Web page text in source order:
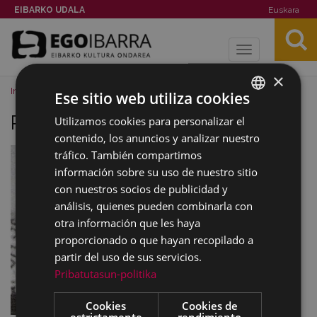
EIBARKO UDALA Euskara
Toggle
Inicio Imágenes Pilar Calvo
Pilar Calvo BASQUE
SPANISH
×
Ese sitio web utiliza cookies
Utilizamos cookies para personalizar el
contenido, los anuncios y analizar nuestro
tráfico. También compartimos
información sobre su uso de nuestro sitio
con nuestros socios de publicidad y
análisis, quienes pueden combinarla con
otra información que les haya
proporcionado o que hayan recopilado a
partir del uso de sus servicios.
Pribatutasun-politika
Cookies
Cookies de